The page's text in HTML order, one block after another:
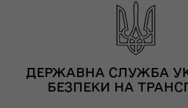
ДЕРЖАВНА СЛУЖБА
БЕЗПЕКИ НА